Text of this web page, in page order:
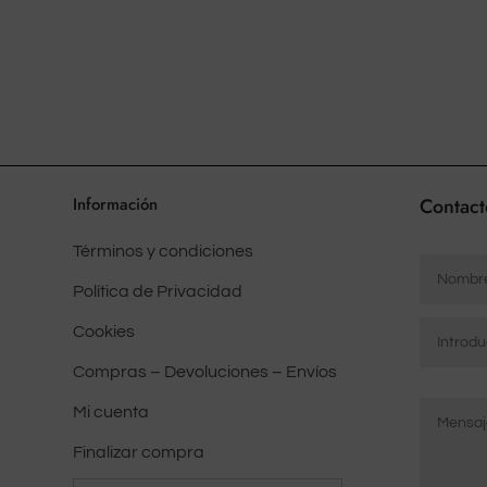
elegirse
Información
Términos y condiciones
Política de Privacidad
Cookies
Compras – Devoluciones – Envíos
Mi cuenta
Finalizar compra
correo